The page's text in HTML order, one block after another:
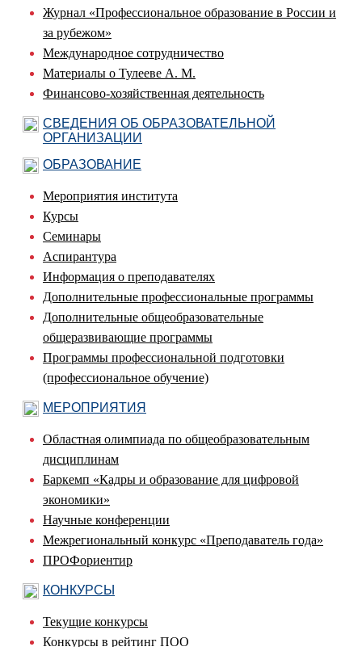
Журнал «Профессиональное образование в России и
за рубежом»
Международное сотрудничество
Материалы о Тулееве А. М.
Финансово-хозяйственная деятельность
СВЕДЕНИЯ ОБ ОБРАЗОВАТЕЛЬНОЙ
ОРГАНИЗАЦИИ
ОБРАЗОВАНИЕ
Мероприятия института
Курсы
Семинары
Аспирантура
Информация о преподавателях
Дополнительные профессиональные программы
Дополнительные общеобразовательные
общеразвивающие программы
Программы профессиональной подготовки
(профессиональное обучение)
МЕРОПРИЯТИЯ
Областная олимпиада по общеобразовательным
дисциплинам
Баркемп «Кадры и образование для цифровой
экономики»
Научные конференции
Межрегиональный конкурс «Преподаватель года»
ПРОФориентир
КОНКУРСЫ
Текущие конкурсы
Конкурсы в рейтинг ПОО